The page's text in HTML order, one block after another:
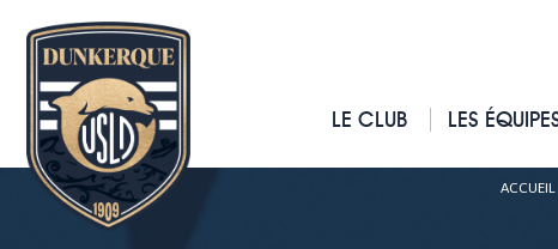
LE CLUB LES
ACCUEIL